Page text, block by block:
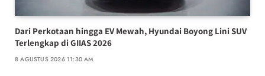
Dari Perkotaan hingga EV Mewah, Hyundai Boyong Lini SUV
Terlengkap di GIIAS 2026
8 AGUSTUS 2026 11:30 AM